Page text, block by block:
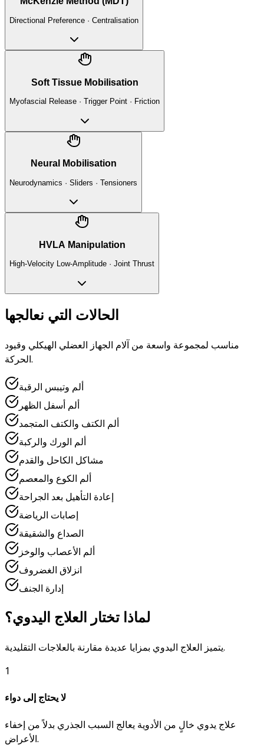
Directional Preference · Centralisation
Soft Tissue Mobilisation
Myofascial Release · Trigger Point · Friction
Neural Mobilisation
Neurodynamics · Sliders · Tensioners
HVLA Manipulation
High-Velocity Low-Amplitude · Joint Thrust
الحالات التي نعالجها
مناسب لمجموعة واسعة من آلام الجهاز العضلي الهيكلي وقيود
الحركة.
ألم وتيبس الرقبة
ألم أسفل الظهر
ألم الكتف والكتف المتجمد
ألم الورك والركبة
مشاكل الكاحل والقدم
ألم الكوع والمعصم
إعادة التأهيل بعد الجراحة
إصابات الرياضة
الصداع والشقيقة
ألم الأعصاب والوخز
انزلاق الغضروف
إدارة الجنف
لماذا تختار العلاج اليدوي؟
يتميز العلاج اليدوي بمزايا عديدة مقارنة بالعلاجات التقليدية.
1
لا يحتاج إلى دواء
علاج يدوي خالٍ من الأدوية يعالج السبب الجذري بدلاً من إخفاء
الأعراض.